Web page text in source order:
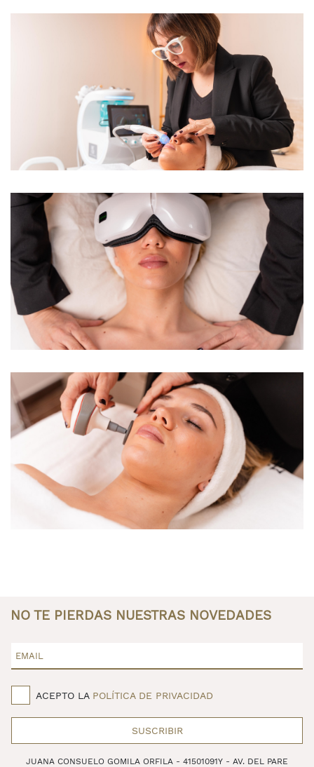
NO TE PIERDAS NUESTRAS NOVEDADES
EMAIL
ACEPTO LA POLÍTICA DE PRIVACIDAD
SUSCRIBIR
JUANA CONSUELO GOMILA ORFILA - 41501091Y - AV. DEL PARE